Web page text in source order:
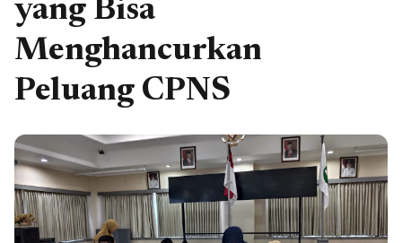
yang Bisa
Menghancurkan
Peluang CPNS